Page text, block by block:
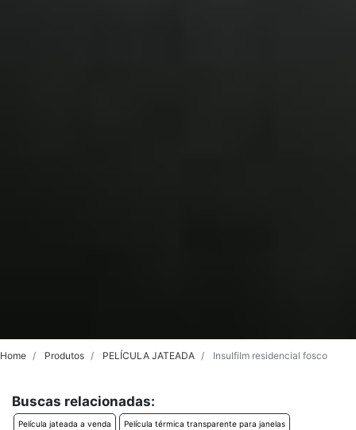
Home Produtos PELÍCULA JATEADA Insulfilm residencial fosco
Buscas relacionadas:
Película jateada a venda Película térmica transparente para janelas